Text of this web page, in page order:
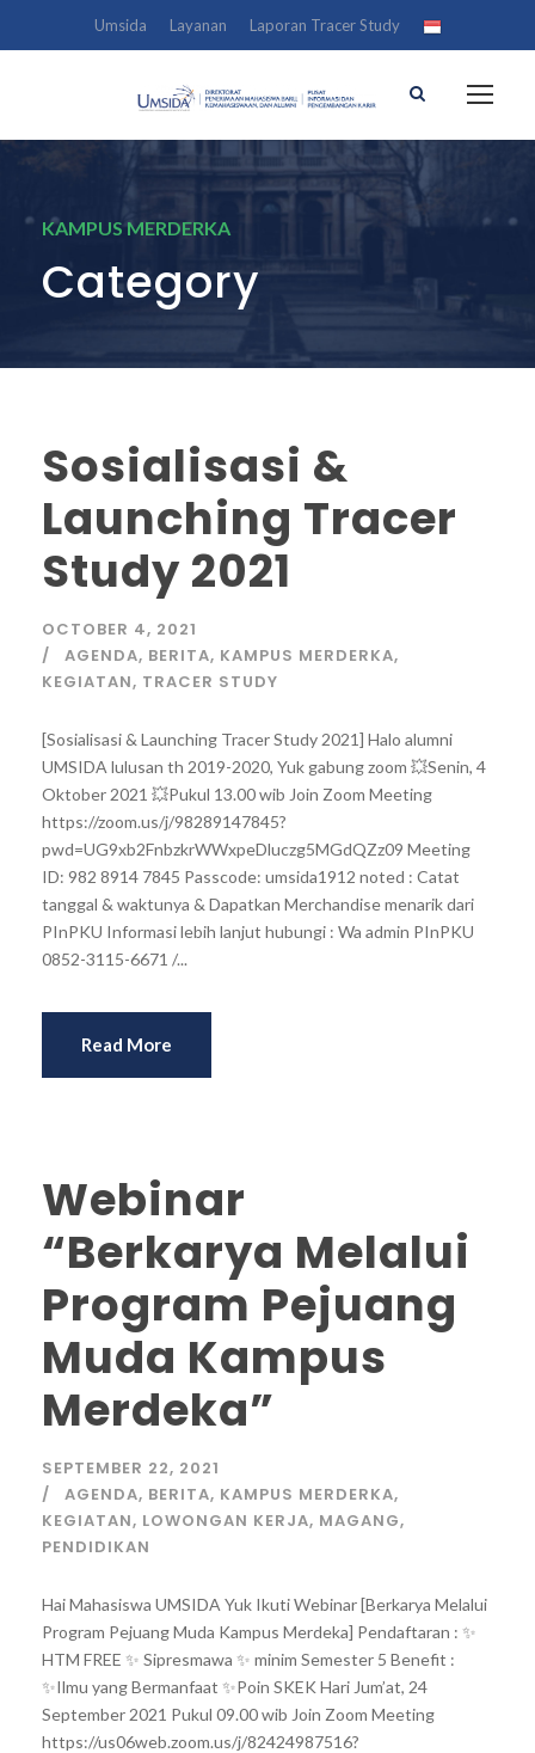
Umsida Layanan Laporan Tracer Study
KAMPUS MERDERKA
Category
Sosialisasi &
Launching Tracer
Study 2021
OCTOBER 4, 2021
AGENDA, BERITA, KAMPUS MERDERKA,
KEGIATAN, TRACER STUDY
[Sosialisasi & Launching Tracer Study 2021] Halo alumni
UMSIDA lulusan th 2019-2020, Yuk gabung zoom 💥Senin, 4
Oktober 2021 💥Pukul 13.00 wib Join Zoom Meeting
https://zoom.us/j/98289147845?
pwd=UG9xb2FnbzkrWWxpeDluczg5MGdQZz09 Meeting
ID: 982 8914 7845 Passcode: umsida1912 noted : Catat
tanggal & waktunya & Dapatkan Merchandise menarik dari
PInPKU Informasi lebih lanjut hubungi : Wa admin PInPKU
0852-3115-6671 /...
Read More
Webinar
“Berkarya Melalui
Program Pejuang
Muda Kampus
Merdeka”
SEPTEMBER 22, 2021
AGENDA, BERITA, KAMPUS MERDERKA,
KEGIATAN, LOWONGAN KERJA, MAGANG,
PENDIDIKAN
Hai Mahasiswa UMSIDA Yuk Ikuti Webinar [Berkarya Melalui
Program Pejuang Muda Kampus Merdeka] Pendaftaran : ✨
HTM FREE ✨ Sipresmawa ✨ minim Semester 5 Benefit :
✨Ilmu yang Bermanfaat ✨Poin SKEK Hari Jum’at, 24
September 2021 Pukul 09.00 wib Join Zoom Meeting
https://us06web.zoom.us/j/82424987516?